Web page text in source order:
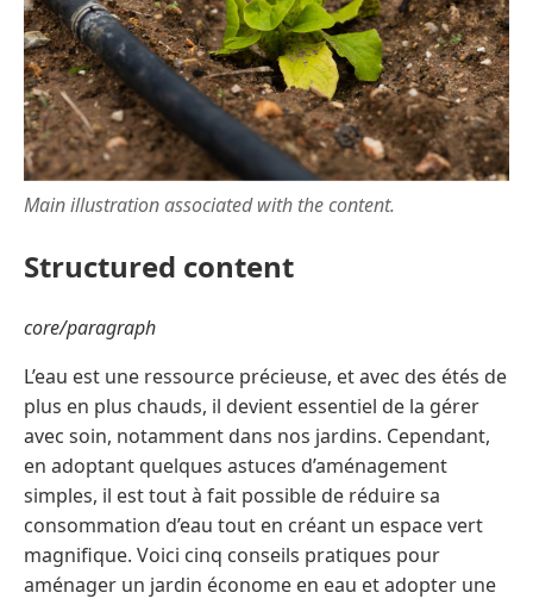
Main illustration associated with the content.
Structured content
core/paragraph
L’eau est une ressource précieuse, et avec des étés de
plus en plus chauds, il devient essentiel de la gérer
avec soin, notamment dans nos jardins. Cependant,
en adoptant quelques astuces d’aménagement
simples, il est tout à fait possible de réduire sa
consommation d’eau tout en créant un espace vert
magnifique. Voici cinq conseils pratiques pour
aménager un jardin économe en eau et adopter une